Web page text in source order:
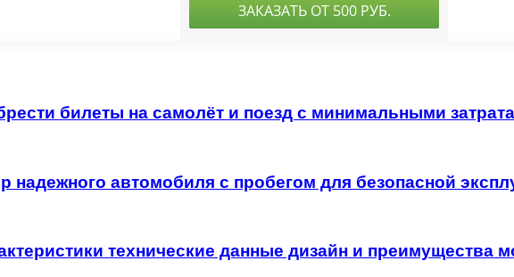
билеты на самолёт и поезд с минимальными
надежного автомобиля с пробегом для безопасной
технические данные дизайн и преимущества